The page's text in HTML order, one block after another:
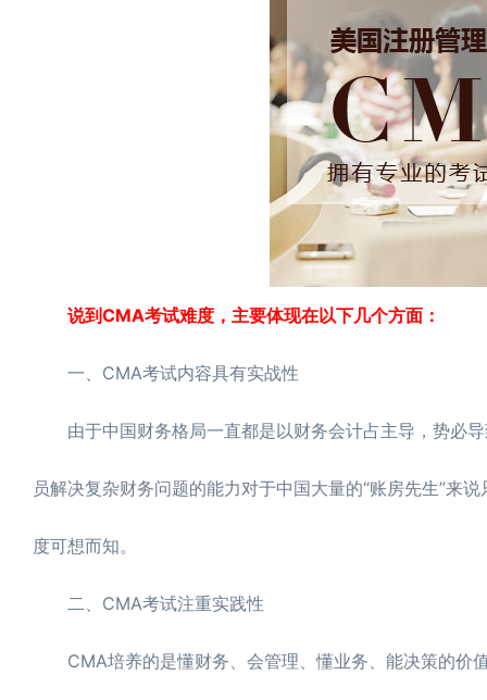
说到CMA考试难度，主要体现在以下几个方面：
一、CMA考试内容具有实战性
由于中国财务格局一直都是以财务会计占主导，势必
员解决复杂财务问题的能力对于中国大量的“账房先生”来
度可想而知。
二、CMA考试注重实践性
CMA培养的是懂财务、会管理、懂业务、能决策的价